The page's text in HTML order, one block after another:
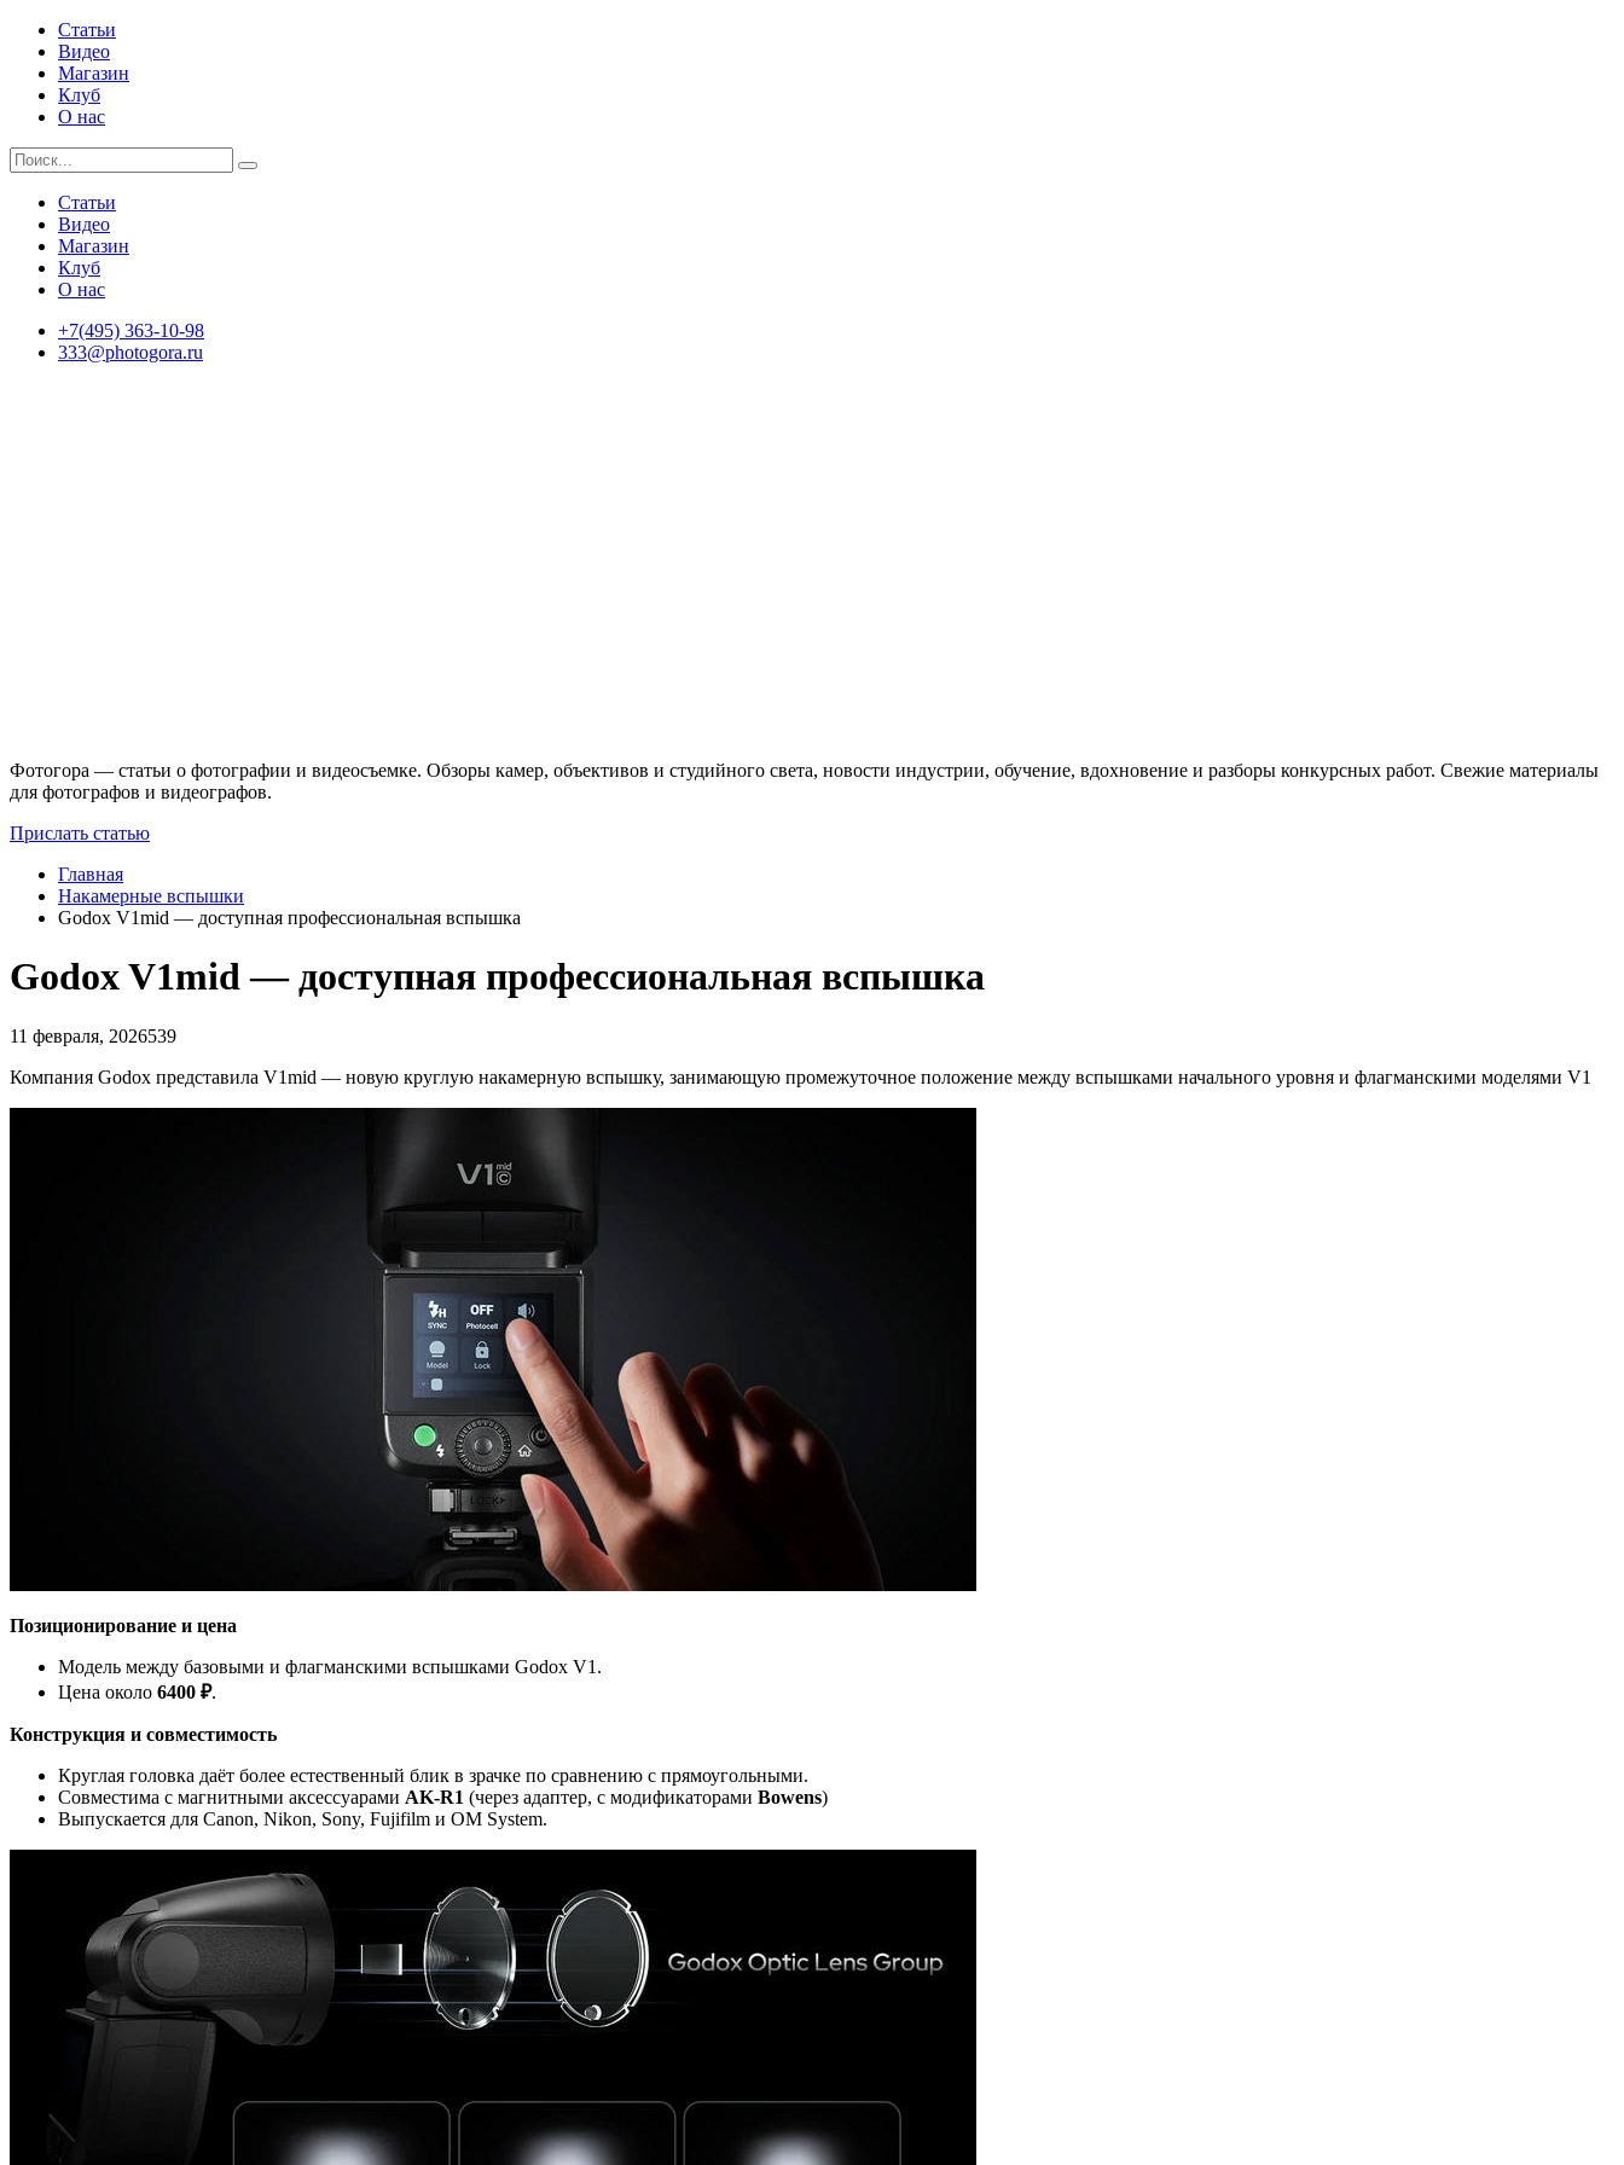
Статьи
Видео
Магазин
Клуб
О нас
Статьи
Видео
Магазин
Клуб
О нас
+7(495) 363-10-98
333@photogora.ru
Фотогора — статьи о фотографии и видеосъемке. Обзоры камер, объективов и студийного света, новости индустрии, обучение, вдохновение и разборы конкурсных работ. Свежие материалы
для фотографов и видеографов.
Прислать статью
Главная
Накамерные вспышки
Godox V1mid — доступная профессиональная вспышка
Godox V1mid — доступная профессиональная вспышка
11 февраля, 2026539
Компания Godox представила V1mid — новую круглую накамерную вспышку, занимающую промежуточное положение между вспышками начального уровня и флагманскими моделями V1
Позиционирование и цена
Модель между базовыми и флагманскими вспышками Godox V1.
Цена около 6400 ₽.
Конструкция и совместимость
Круглая головка даёт более естественный блик в зрачке по сравнению с прямоугольными.
Совместима с магнитными аксессуарами AK-R1 (через адаптер, с модификаторами Bowens)
Выпускается для Canon, Nikon, Sony, Fujifilm и OM System.